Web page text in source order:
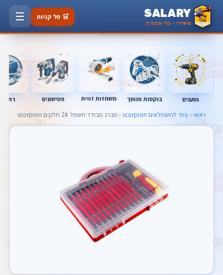
SALARY
סאלרי · כלי עבודה
🛒 סל קניות ☰
נטענים בוקסות ומוסך משחזות זווית פטישונים
ראשי › ציוד לחשמלאים scorpion › מברג מבודד חשמל 24 חלקים scorpion